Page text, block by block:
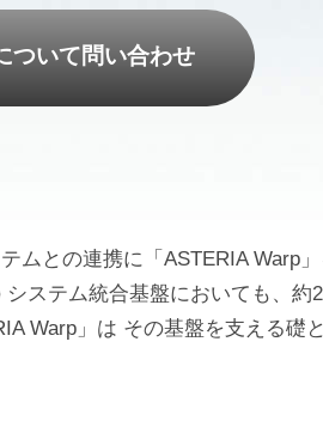
ついて問い合わせ
ムとの連携に「ASTERIA Warp
ステム統合基盤においても、約
Warp」は その基盤を支える礎